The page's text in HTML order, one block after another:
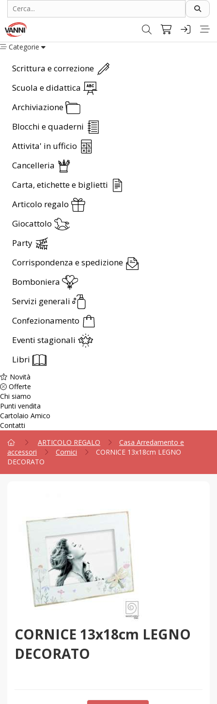
Categorie
Scrittura e correzione
Scuola e didattica
Archiviazione
Blocchi e quaderni
Attivita' in ufficio
Cancelleria
Carta, etichette e biglietti
Articolo regalo
Giocattolo
Party
Corrispondenza e spedizione
Bomboniera
Servizi generali
Confezionamento
Eventi stagionali
Libri
Novità
Offerte
Chi siamo
Punti vendita
Cartolaio Amico
Contatti
ARTICOLO REGALO
Casa Arredamento e
accessori
Cornici
CORNICE 13x18cm LEGNO
DECORATO
CORNICE 13x18cm LEGNO
DECORATO